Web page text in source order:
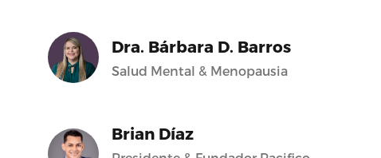
Dra. Bárbara D. Barros
Salud Mental & Menopausia
Brian Díaz